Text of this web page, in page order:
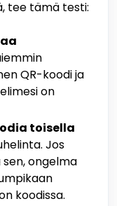
tee tämä testi:
QR-koodi ja
on
toisella
Jos
ongelma
koodissa.